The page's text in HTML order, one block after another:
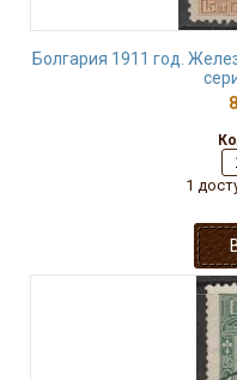
Болгария 1911 год.
1